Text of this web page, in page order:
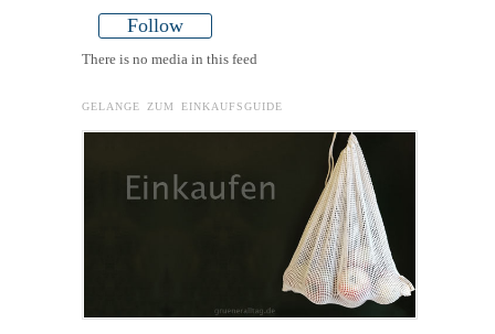
Follow
There is no media in this feed
GELANGE ZUM EINKAUFSGUIDE